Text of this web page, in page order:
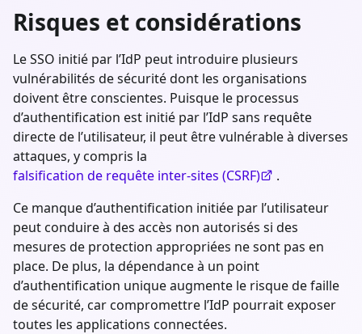
Risques et considérations
Le SSO initié par l’IdP peut introduire plusieurs
vulnérabilités de sécurité dont les organisations
doivent être conscientes. Puisque le processus
d’authentification est initié par l’IdP sans requête
directe de l’utilisateur, il peut être vulnérable à diverses
attaques, y compris la
falsification de requête inter-sites (CSRF)
.
Ce manque d’authentification initiée par l’utilisateur
peut conduire à des accès non autorisés si des
mesures de protection appropriées ne sont pas en
place. De plus, la dépendance à un point
d’authentification unique augmente le risque de faille
de sécurité, car compromettre l’IdP pourrait exposer
toutes les applications connectées.